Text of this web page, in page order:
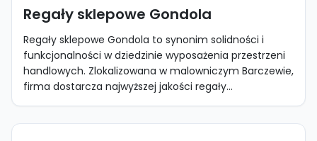
Regały sklepowe Gondola
Regały sklepowe Gondola to synonim solidności i
funkcjonalności w dziedzinie wyposażenia przestrzeni
handlowych. Zlokalizowana w malowniczym Barczewie,
firma dostarcza najwyższej jakości regały...